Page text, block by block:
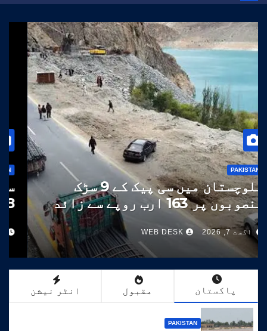
PAKISTAN
بلوچستان میں سی پیک کے 9 سڑک
منصوبوں پر 163 ارب روپے سے زائد
خرچ
اگست 7, 2026 WEB DESK
پاکستان مقبول انٹر نیشن
PAKISTAN